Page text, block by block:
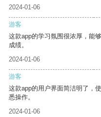
2024-01-06
游客
这款app的学习氛围很浓厚，能
成绩。
2024-01-06
游客
这款app的用户界面简洁明了，
悉操作。
2024-01-06